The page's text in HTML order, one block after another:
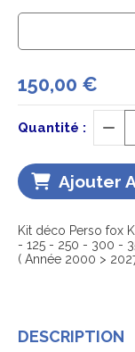
150,00 €
Quantité :
Ajouter
Kit déco Perso fox
- 125 - 250 - 300 -
( Année 2000 >
DESCRIPTION